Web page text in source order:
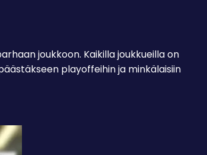
joukkoon. Kaikilla joukkueilla on
playoffeihin ja minkälaisiin